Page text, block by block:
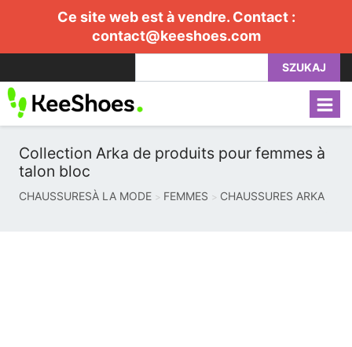
Ce site web est à vendre. Contact :
contact@keeshoes.com
SZUKAJ
Collection Arka de produits pour femmes à
talon bloc
CHAUSSURESÀ LA MODE FEMMES CHAUSSURES ARKA